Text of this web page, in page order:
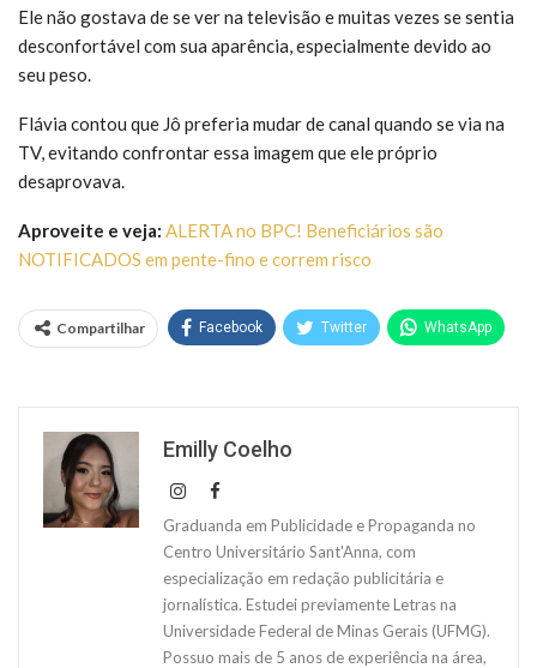
Ele não gostava de se ver na televisão e muitas vezes se sentia
desconfortável com sua aparência, especialmente devido ao
seu peso.
Flávia contou que Jô preferia mudar de canal quando se via na
TV, evitando confrontar essa imagem que ele próprio
desaprovava.
Aproveite e veja: ALERTA no BPC! Beneficiários são
NOTIFICADOS em pente-fino e correm risco
Compartilhar Facebook Twitter WhatsApp
Emilly Coelho
Graduanda em Publicidade e Propaganda no
Centro Universitário Sant'Anna, com
especialização em redação publicitária e
jornalística. Estudei previamente Letras na
Universidade Federal de Minas Gerais (UFMG).
Possuo mais de 5 anos de experiência na área,